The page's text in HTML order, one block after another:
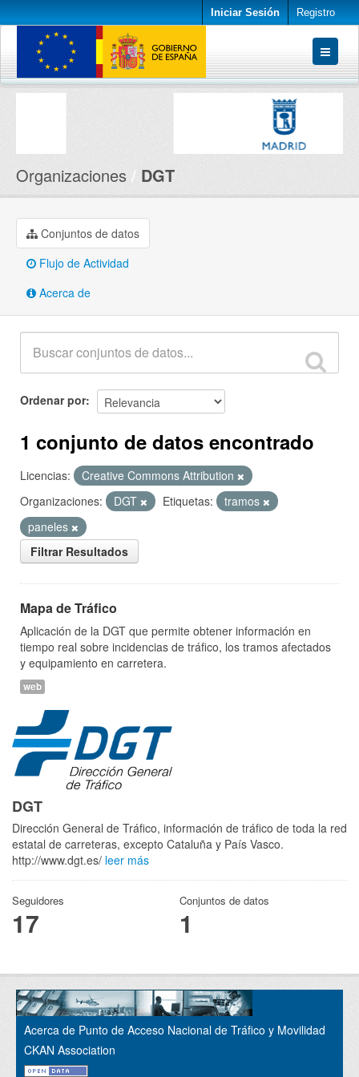
Iniciar Sesión Registro
Conjuntos de datos
Organizaciones DGT
Conjuntos de datos
Flujo de Actividad
Acerca de
Ordenar por
1 conjunto de datos encontrado
Licencias:
Creative Commons Attribution
Organizaciones:
DGT Etiquetas:
tramos
paneles
Filtrar Resultados
Mapa de Tráfico
Aplicación de la DGT que permite obtener información en
tiempo real sobre incidencias de tráfico, los tramos afectados
y equipamiento en carretera.
web
DGT
Dirección General de Tráfico, información de tráfico de toda la red
estatal de carreteras, excepto Cataluña y País Vasco.
http://www.dgt.es/ leer más
Seguidores
17
Conjuntos de datos
1
Acerca de Punto de Acceso Nacional de Tráfico y Movilidad
CKAN Association